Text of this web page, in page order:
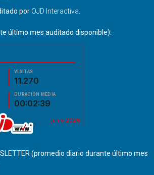
por OJD Interactiva
último mes auditado disponible):
(promedio diario durante último mes